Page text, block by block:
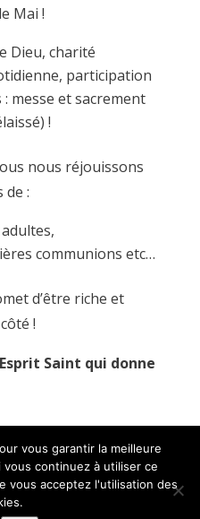
Mai !
Dieu, charité
participation
messe et sacrement
!
nous réjouissons
de :
communions etc…
d’être riche et
!
Saint qui donne
paroissiale Place de l'église -
74 97 10 33 | Développé par
vous garantir la meilleure
continuez à utiliser ce
vous acceptez l'utilisation des